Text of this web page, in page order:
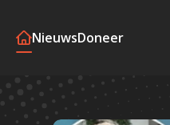
NieuwsDoneer